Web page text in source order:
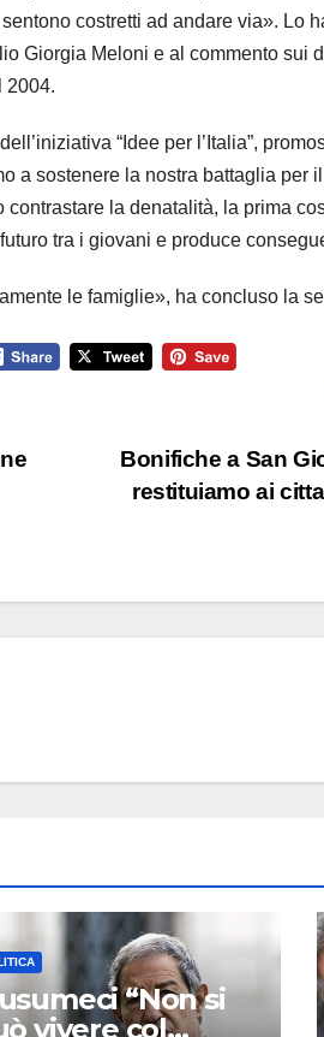
costretti ad andare via». Lo
Giorgia Meloni e al commento sui
2004.
“Idee per l’Italia”,
a sostenere la nostra battaglia per
la denatalità, la prima
tra i giovani e produce
le famiglie», ha concluso la
Bonifiche a San
restituiamo ai
“Non si
vivere col